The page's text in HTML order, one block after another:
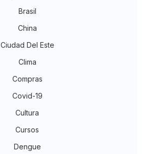
Brasil
China
Ciudad Del Este
Clima
Compras
Covid-19
Cultura
Cursos
Dengue